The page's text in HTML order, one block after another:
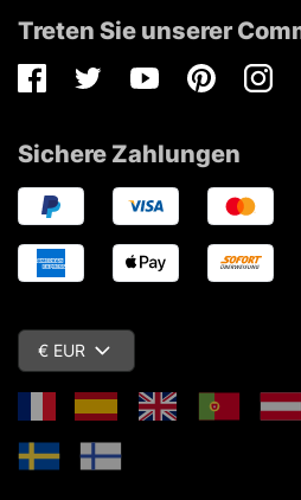
Treten Sie unserer
FacebookTwitterYoutubePinterest
Sichere Zahlungen
€ EUR